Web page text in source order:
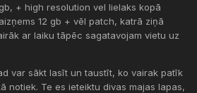
+ high resolution vel lielaks kopā
12 gb + vēl patch, katrā ziņā
ar laiku tāpēc sagatavojam vietu uz
var sākt lasīt un taustīt, ko vairak patīk
notiek. Te es ieteiktu divas majas lapas,